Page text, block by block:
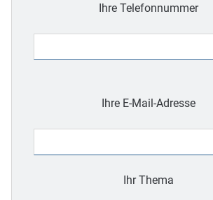
Ihre Telefonnummer
leer.
Ihre E-Mail-Adresse
Ihr Thema